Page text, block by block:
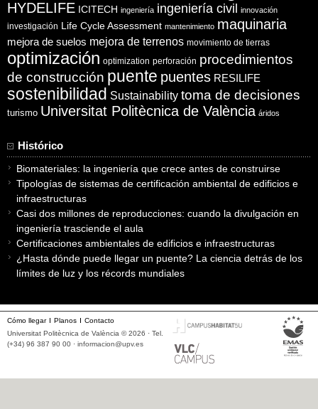
HYDELIFE ICITECH ingeniería ingeniería civil innovación
investigación Life Cycle Assessment mantenimiento maquinaria
mejora de suelos mejora de terrenos movimiento de tierras
optimización optimization perforación procedimientos
de construcción puente puentes RESILIFE
sostenibilidad Sustainability toma de decisiones
turismo Universitat Politècnica de València áridos
Histórico
Biomateriales: la ingeniería que crece antes de construirse
Tipologías de sistemas de certificación ambiental de edificios e
infraestructuras
Casi dos millones de reproducciones: cuando la divulgación en
ingeniería trasciende el aula
Certificaciones ambientales de edificios e infraestructuras
¿Hasta dónde puede llegar un puente? La ciencia detrás de los
límites de luz y los récords mundiales
Cómo llegar Planos
Contacto
Universitat Politècnica de València © 2026 · Tel.
(+34) 96 387 90 00 · informacion@upv.es